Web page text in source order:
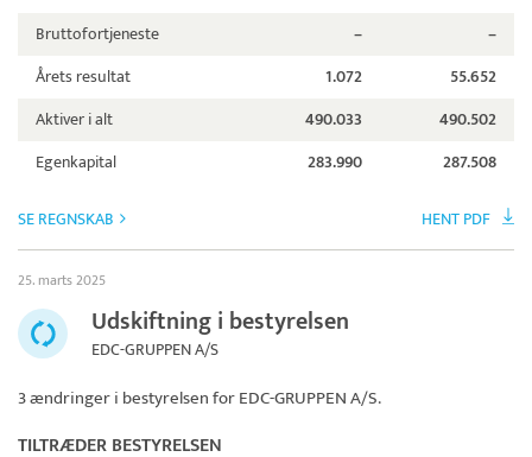
Bruttofortjeneste –
–
Årets resultat
1.072
55.652
Aktiver i alt
490.033
490.502
Egenkapital
283.990 287.508
SE REGNSKAB HENT PDF
25. marts 2025
Udskiftning i bestyrelsen
EDC-GRUPPEN A/S
3 ændringer i bestyrelsen forEDC-GRUPPEN A/S.
TILTRÆDER BESTYRELSEN